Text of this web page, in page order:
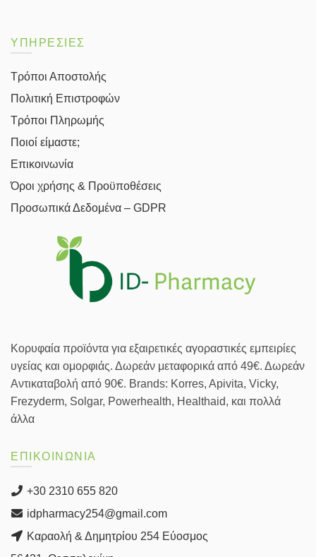
ΥΠΗΡΕΣΙΕΣ
Τρόποι Αποστολής
Πολιτική Επιστροφών
Τρόποι Πληρωμής
Ποιοί είμαστε;
Επικοινωνία
Όροι χρήσης & Προϋποθέσεις
Προσωπικά Δεδομένα – GDPR
Κορυφαία προϊόντα για εξαιρετικές αγοραστικές εμπειρίες
υγείας και ομορφιάς. Δωρεάν μεταφορικά από 49€. Δωρεάν
Αντικαταβολή από 90€. Brands: Korres, Apivita, Vicky,
Frezyderm, Solgar, Powerhealth, Healthaid, και πολλά
άλλα
ΕΠΙΚΟΙΝΩΝΙΑ
+30 2310 655 820
idpharmacy254@gmail.com
Καραολή & Δημητρίου 254 Εύοσμος